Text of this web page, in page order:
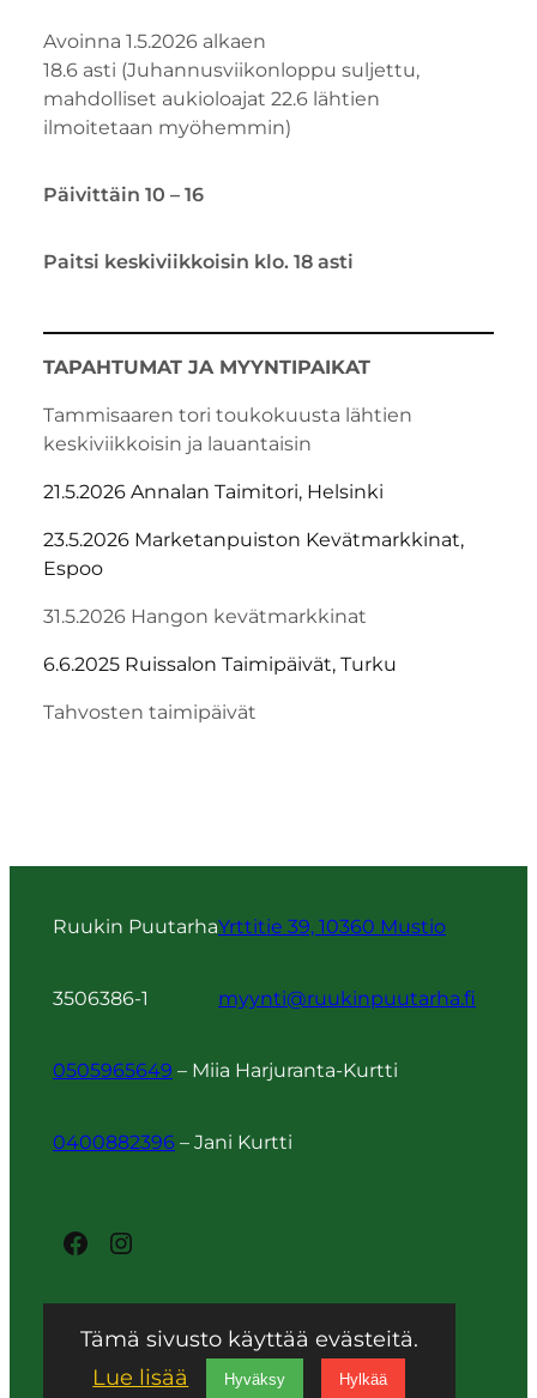
Avoinna 1.5.2026 alkaen
18.6 asti (Juhannusviikonloppu suljettu,
mahdolliset aukioloajat 22.6 lähtien
ilmoitetaan myöhemmin)
Päivittäin 10 – 16
Paitsi keskiviikkoisin klo. 18 asti
TAPAHTUMAT JA MYYNTIPAIKAT
Tammisaaren tori toukokuusta lähtien
keskiviikkoisin ja lauantaisin
21.5.2026 Annalan Taimitori, Helsinki
23.5.2026 Marketanpuiston Kevätmarkkinat,
Espoo
31.5.2026 Hangon kevätmarkkinat
6.6.2025 Ruissalon Taimipäivät, Turku
Tahvosten taimipäivät
Ruukin Puutarha
3506386-1
Yrttitie 39, 10360 Mustio
myynti@ruukinpuutarha.fi
0505965649 – Miia Harjuranta-Kurtti
0400882396 – Jani Kurtti
Facebook
Instagram
Tietosuojaseloste
Tämä sivusto käyttää evästeitä.
Lue lisää
Hyväksy Hylkää